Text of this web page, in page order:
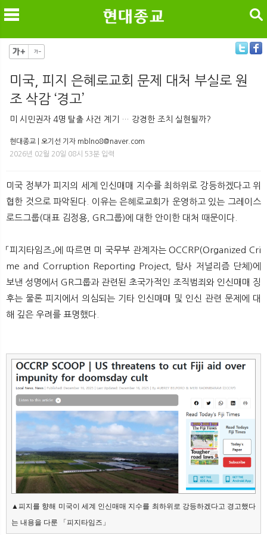
메
뉴 색
검색
미국, 피지 은혜로교회 문제 대처 부실로 원
조 삭감 ‘경고’
미 시민권자 4명 탈출 사건 계기 … 강경한 조치 실현될까?
현대종교 | 오기선 기자 mblno8@naver.com
2026년 02월 20일 08시 53분 입력
미국 정부가 피지의 세계 인신매매 지수를 최하위로 강등하겠다고 위
협한 것으로 파악된다. 이유는 은혜로교회가 운영하고 있는 그레이스
로드그룹(대표 김정용, GR그룹)에 대한 안이한 대처 때문이다.
「피지타임즈」에 따르면 미 국무부 관계자는 OCCRP(Organized Cri
me and Corruption Reporting Project, 탐사 저널리즘 단체)에
보낸 성명에서 GR그룹과 관련된 초국가적인 조직범죄와 인신매매 징
후는 물론 피지에서 의심되는 기타 인신매매 및 인신 관련 문제에 대
해 깊은 우려를 표명했다.
▲피지를 향해 미국이 세계 인신매매 지수를 최하위로 강등하겠다고 경고했다
는 내용을 다룬 「피지타임즈」